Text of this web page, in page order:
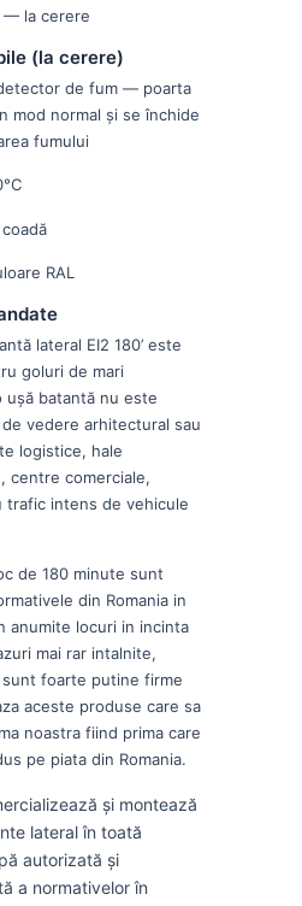
— la cerere
(la cerere)
de fum — poarta
mod normal și se închide
fumului
RAL
lateral EI2 180’ este
goluri de mari
ușă batantă nu este
vedere arhitectural sau
logistice, hale
centre comerciale,
trafic intens de vehicule
de 180 minute sunt
din Romania in
anumite locuri in incinta
mai rar intalnite,
foarte putine firme
aceste produse care sa
noastra fiind prima care
pe piata din Romania.
și montează
lateral în toată
autorizată și
a normativelor în